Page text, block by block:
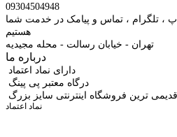
09304504948
، تلگرام ، تماس و پیامک در خدمت شما
هستیم
تهران - خیابان رسالت - محله مجیدیه
درباره ما
دارای نماد اعتماد
درگاه معتبر پی پینگ
ترین فروشگاه اینترنتی سایز بزرگ
نماد اعتماد